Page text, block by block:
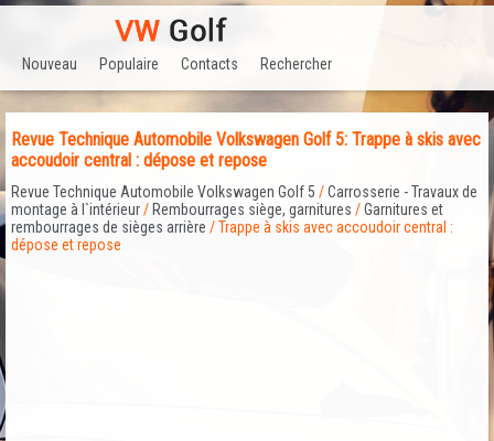
Nouveau Populaire Contacts Rechercher
Revue Technique Automobile Volkswagen Golf 5: Trappe à skis avec
accoudoir central : dépose et repose
Revue Technique Automobile Volkswagen Golf 5 /Carrosserie - Travaux de
montage à l`intérieur/ Rembourrages siège, garnitures /Garnitures et
rembourrages de sièges arrière / Trappe à skis avec accoudoir central :
dépose et repose